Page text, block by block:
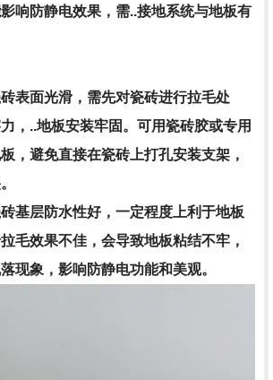
响防静电效果，需..接地系统与地板有
砖表面光滑，需先对瓷砖进行拉毛处
，..地板安装牢固。可用瓷砖胶或专用
，避免直接在瓷砖上打孔安装支架，
砖基层防水性好，一定程度上利于地板
毛效果不佳，会导致地板粘结不牢，
现象，影响防静电功能和美观。